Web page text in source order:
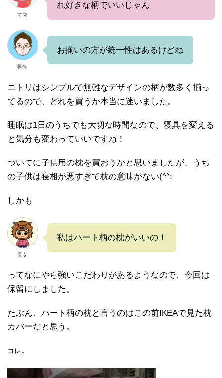
ママ
れ好きな柄でいいじゃん
男性
お揃いの方が統一性はあるけどね
ニトリはシンプルで無難なデザインの柄が数多く揃っ
てるので、どれを買うか本当に迷いました。
睡眠は1日のうちでも大切な時間なので、寝具を変える
と気分も変わっていいですね！
ついでに子供用の枕を買おうかと思いましたが、うち
の子供は寝相が悪すぎて枕の意味がない(^^;
しかも
長女
私はハート柄の枕がいいの！
ってなにやら強いこだわりがあるようなので、今回は
保留にしました。
たぶん、ハート柄の枕と言うのはこの前IKEAで見た枕
カバーだと思う。
コレ↓